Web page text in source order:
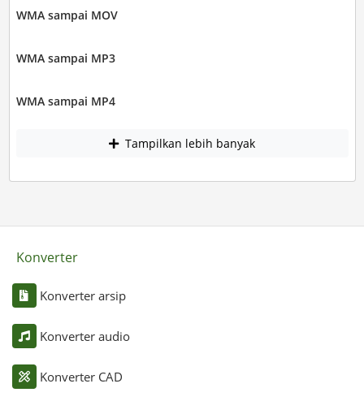
WMA sampai MOV
WMA sampai MP3
WMA sampai MP4
Tampilkan lebih banyak
Konverter
Konverter arsip
Konverter audio
Konverter CAD